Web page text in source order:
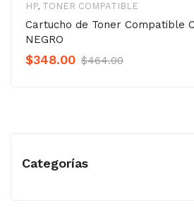
HP, TONER COMPATIBLE
Cartucho de Toner Compatible
NEGRO
$464.00Original
$348.00
Current
Categorías